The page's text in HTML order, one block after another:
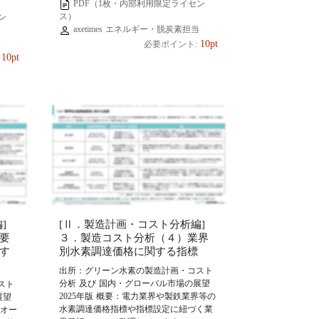
10pt
PDF（1枚・内部利用限定ライセン
ス）
axetimes エネルギー・脱炭素担当
必要ポイント: 10pt
]
ト
望
ー
[Ⅱ．製造計画・コスト分析編]
３．製造コスト分析（４）業界
別水素調達価格に関する指標
出所：グリーン水素の製造計画・コスト
分析 及び 国内・グローバル市場の展望
2025年版 概要：電力業界や製鉄業界等の
水素調達価格指標や指標設定に紐づく業